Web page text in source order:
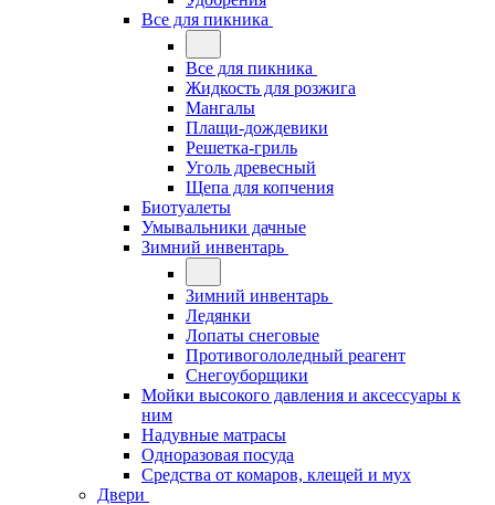
Все для пикника
Все для пикника
Жидкость для розжига
Мангалы
Плащи-дождевики
Решетка-гриль
Уголь древесный
Щепа для копчения
Биотуалеты
Умывальники дачные
Зимний инвентарь
Зимний инвентарь
Ледянки
Лопаты снеговые
Противогололедный реагент
Снегоуборщики
Мойки высокого давления и аксессуары к
ним
Надувные матрасы
Одноразовая посуда
Средства от комаров, клещей и мух
Двери